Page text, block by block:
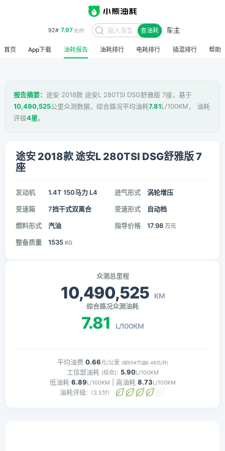
92# 7.97元/升 查油耗 车主
首页 App下载 油耗报告 油耗排行 电耗排行 插混排行 帮助
报告摘要： 途安 2018款 途安L 280TSI DSG舒雅版 7座，基于
10,490,525公里众测数据，综合路况平均油耗7.81L/100KM， 油耗
评级4星。
途安 2018款 途安L 280TSI DSG舒雅版 7
座
发动机 1.4T 150马力 L4 进气形式 涡轮增压
变速箱 7挡干式双离合 变速形式 自动档
燃料形式 汽油 指导价格 17.98 万元
整备质量 1535 KG
众测总里程
10,490,525 KM
综合路况众测油耗
7.81 L/100KM
平均油费 0.66元/公里 (按95#汽油8.48元/升)
工信部油耗 (综合): 5.90L/100KM
低油耗 6.89L/100KM | 高油耗 8.73L/100KM
油耗评级: （3.5分）